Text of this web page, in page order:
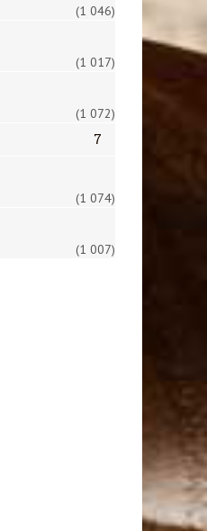
(1 046)
(1 017)
(1 072)
7
(1 074)
(1 007)